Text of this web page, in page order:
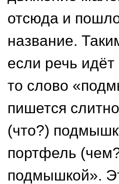
отсюда и
название.
если речь идёт
то слово
пишется
(что?)
портфель
подмышкой».